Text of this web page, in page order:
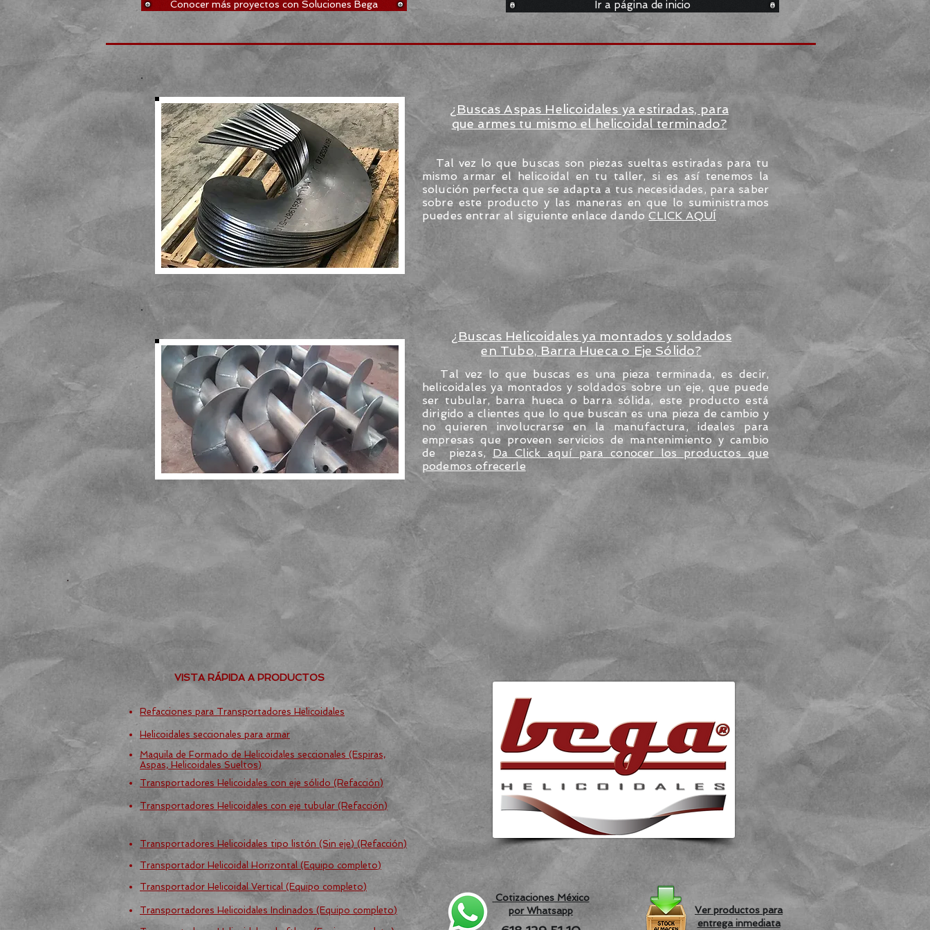
Conocer más proyectos con Soluciones Bega Ir a página de inicio
¿Buscas Aspas Helicoidales ya estiradas, para
que armes tu mismo el helicoidal terminado?
Tal vez lo que buscas son piezas sueltas estiradas para tu
mismo armar el helicoidal en tu taller, si es así tenemos la
solución perfecta que se adapta a tus necesidades, para saber
sobre este producto y las maneras en que lo suministramos
puedes entrar al siguiente enlace dandoCLICK AQUÍ
¿Buscas Helicoidales ya montados y soldados
en Tubo, Barra Hueca o Eje Sólido?
Tal vez lo que buscas es una pieza terminada, es decir,
helicoidales ya montados y soldados sobre un eje, que puede
ser tubular, barra hueca o barra sólida, este producto está
dirigido a clientes que lo que buscan es una pieza de cambio y
no quieren involucrarse en la manufactura, ideales para
empresas que proveen servicios de mantenimiento y cambio
de piezas, Da Click aquí para conocer los productos que
podemos ofrecerle
VISTA RÁPIDA A PRODUCTOS
Refacciones para Transportadores Helicoidales
Helicoidales seccionales para armar
Maquila de Formado de Helicoidales seccionales (Espiras,
Aspas, Helicoidales Sueltos)
Transportadores Helicoidales con eje sólido (Refacción)
Transportadores Helicoidales con eje tubular (Refacción)
Transportadores Helicoidales tipo listón (Sin eje) (Refacción)
Transportador Helicoidal Horizontal (Equipo completo)
Transportador Helicoidal Vertical (Equipo completo)
Transportadores Helicoidales Inclinados (Equipo completo)
Cotizaciones México
por Whatsapp
Ver productos para
entrega inmediata